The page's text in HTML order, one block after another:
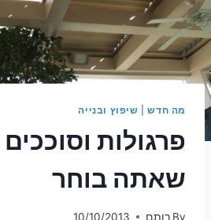
מה חדש| שיפוץ ובנייה
פרגולות
שאתה בוחר
By רותם 10/10/2013